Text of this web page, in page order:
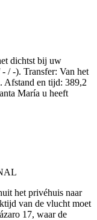
dichtst bij uw
/ -). Transfer: Van het
Afstand en tijd: 389,2
María u heeft
het privéhuis naar
van de vlucht moet
17, waar de